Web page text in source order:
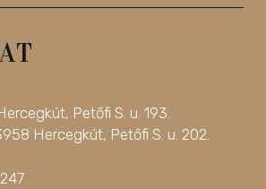
Petőfi S. u. 193.
Hercegkút, Petőfi S. u. 202.